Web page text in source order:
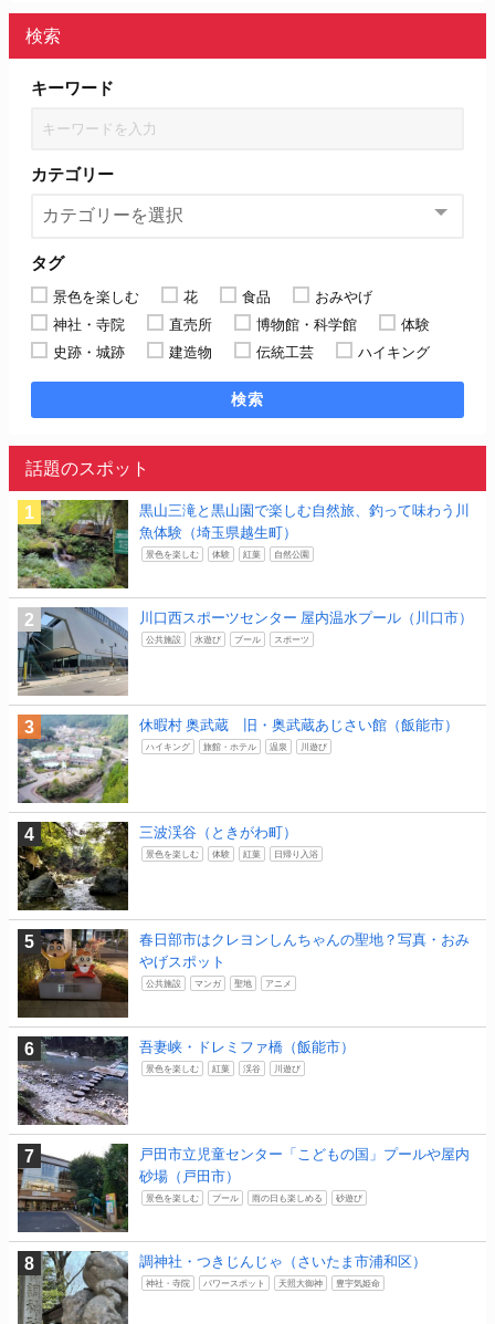
検索
キーワード
カテゴリー
タグ
景色を楽しむ 花 食品
おみやげ
神社・寺院
直売所 博物館・科学館
体験
史跡・城跡
建造物 伝統工芸 ハイキング
検索
話題のスポット
黒山三滝と黒山園で楽しむ自然旅、釣って味わう川
魚体験（埼玉県越生町）
景色を楽しむ 体験 紅葉 自然公園
川口西スポーツセンター 屋内温水プール（川口市）
公共施設 水遊び プール スポーツ
休暇村 奥武蔵 旧・奥武蔵あじさい館（飯能市）
ハイキング 旅館・ホテル 温泉 川遊び
三波渓谷（ときがわ町）
景色を楽しむ 体験 紅葉 日帰り入浴
春日部市はクレヨンしんちゃんの聖地？写真・おみ
やげスポット
公共施設 マンガ 聖地 アニメ
吾妻峡・ドレミファ橋（飯能市）
景色を楽しむ 紅葉 渓谷 川遊び
戸田市立児童センター「こどもの国」プールや屋内
砂場（戸田市）
景色を楽しむ プール 雨の日も楽しめる 砂遊び
調神社・つきじんじゃ（さいたま市浦和区）
神社・寺院 パワースポット 天照大御神 豊宇気姫命